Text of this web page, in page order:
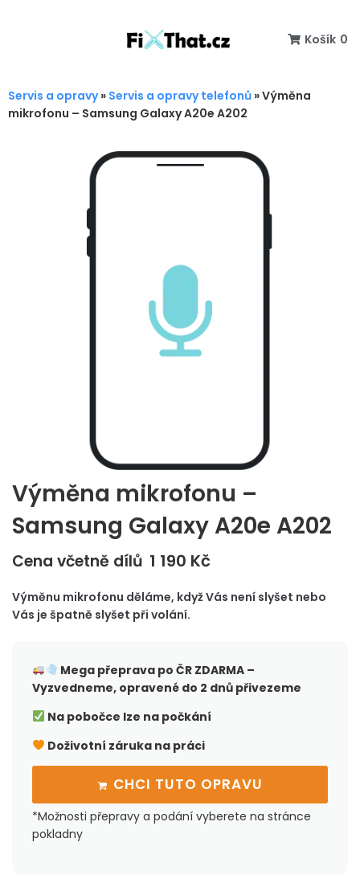
Košík 0
Servis a opravy» Servis a opravy telefonů »Výměna
mikrofonu – Samsung Galaxy A20e A202
Výměna mikrofonu –
Samsung Galaxy A20e A202
Cena včetně dílů 1 190 Kč
Výměnu mikrofonu děláme, když Vás není slyšet nebo
Vás je špatně slyšet při volání.
Mega přeprava po ČRZDARMA –
Vyzvedneme, opravené do 2 dnů přivezeme
Na pobočce lze na počkání
Doživotní záruka na práci
CHCI TUTO OPRAVU
*Možnosti přepravy a podání vyberete na stránce
pokladny